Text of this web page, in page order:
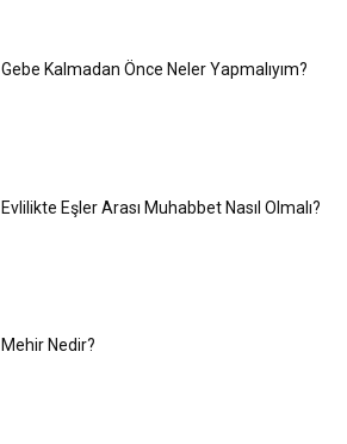
Gebe Kalmadan Önce Neler Yapmalıyım?
Evlilikte Eşler Arası Muhabbet Nasıl Olmalı?
Mehir Nedir?